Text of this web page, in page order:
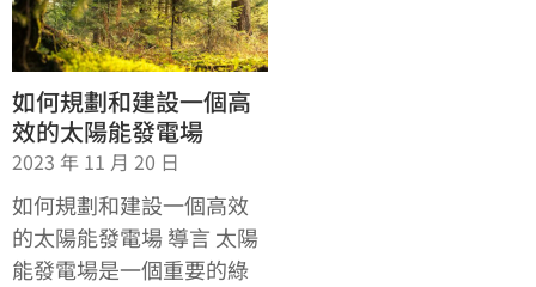
如何規劃和建設一個高
效的太陽能發電場
2023 年 11 月 20 日
如何規劃和建設一個高效
的太陽能發電場 導言 太陽
能發電場是一個重要的綠